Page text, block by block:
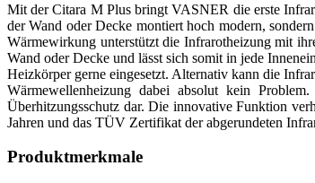
Mit der Citara M Plus bringt VASNER die erste
der Wand oder Decke montiert hoch modern,
Wärmewirkung unterstützt die Infrarotheizung mit
Wand oder Decke und lässt sich somit in jede
Heizkörper gerne eingesetzt. Alternativ kann die
Wärmewellenheizung dabei absolut kein
Überhitzungsschutz dar. Die innovative Funktion
Jahren und das TÜV Zertifikat der abgerundeten
Produktmerkmale